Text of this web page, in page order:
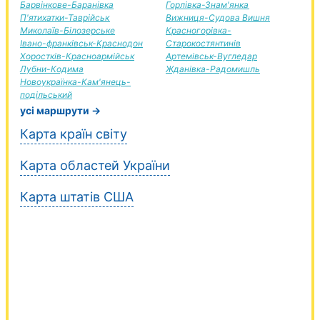
Барвінкове-Баранівка
П'ятихатки-Таврійськ
Миколаїв-Білозерське
Івано-франківськ-Краснодон
Хоростків-Красноармійськ
Лубни-Кодима
Новоукраїнка-Кам'янець-
подільський
Горлівка-Знам'янка
Вижниця-Судова Вишня
Красногорівка-
Старокостянтинів
Артемівськ-Вугледар
Жданівка-Радомишль
усі маршрути →
Карта країн світу
Карта областей України
Карта штатів США